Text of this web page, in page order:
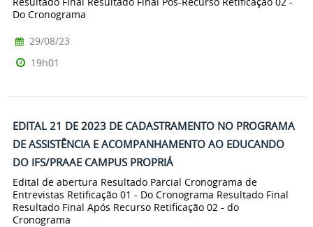
Do Cronograma
29/08/23
19h01
EDITAL 21 DE 2023 DE CADASTRAMENTO NO PROGRAMA
DE ASSISTÊNCIA E ACOMPANHAMENTO AO EDUCANDO
DO IFS/PRAAE CAMPUS PROPRIÁ
Edital de abertura Resultado Parcial Cronograma de
Entrevistas Retificação 01 - Do Cronograma Resultado Final
Resultado Final Após Recurso Retificação 02 - do
Cronograma